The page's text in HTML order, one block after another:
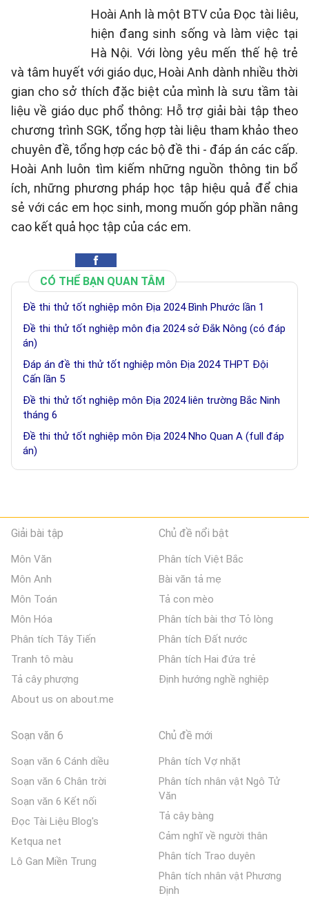
Hoài Anh là một BTV của Đọc tài liêu,
hiện đang sinh sống và làm việc tại
Hà Nội. Với lòng yêu mến thế hệ trẻ
và tâm huyết với giáo dục, Hoài Anh dành nhiều thời
gian cho sở thích đặc biệt của mình là sưu tầm tài
liệu về giáo dục phổ thông: Hỗ trợ giải bài tập theo
chương trình SGK, tổng hợp tài liệu tham khảo theo
chuyên đề, tổng hợp các bộ đề thi - đáp án các cấp.
Hoài Anh luôn tìm kiếm những nguồn thông tin bổ
ích, những phương pháp học tập hiệu quả để chia
sẻ với các em học sinh, mong muốn góp phần nâng
cao kết quả học tập của các em.
CÓ THỂ BẠN QUAN TÂM
Đề thi thử tốt nghiệp môn Địa 2024 Bình Phước lần 1
Đề thi thử tốt nghiệp môn địa 2024 sở Đắk Nông (có đáp
án)
Đáp án đề thi thử tốt nghiệp môn Địa 2024 THPT Đội
Cấn lần 5
Đề thi thử tốt nghiệp môn Địa 2024 liên trường Bắc Ninh
tháng 6
Đề thi thử tốt nghiệp môn Địa 2024 Nho Quan A (full đáp
án)
Giải bài tập
Môn Văn
Môn Anh
Môn Toán
Môn Hóa
Phân tích Tây Tiến
Tranh tô màu
Tả cây phượng
About us on about.me
Chủ đề nổi bật
Phân tích Việt Bắc
Bài văn tả mẹ
Tả con mèo
Phân tích bài thơ Tỏ lòng
Phân tích Đất nước
Phân tích Hai đứa trẻ
Định hướng nghề nghiệp
Soạn văn 6
Soạn văn 6 Cánh diều
Soạn văn 6 Chân trời
Soạn văn 6 Kết nối
Đọc Tài Liệu Blog's
Ketqua net
Lô Gan Miền Trung
Chủ đề mới
Phân tích Vợ nhặt
Phân tích nhân vật Ngô Tử
Văn
Tả cây bàng
Cảm nghĩ về người thân
Phân tích Trao duyên
Phân tích nhân vật Phương
Định